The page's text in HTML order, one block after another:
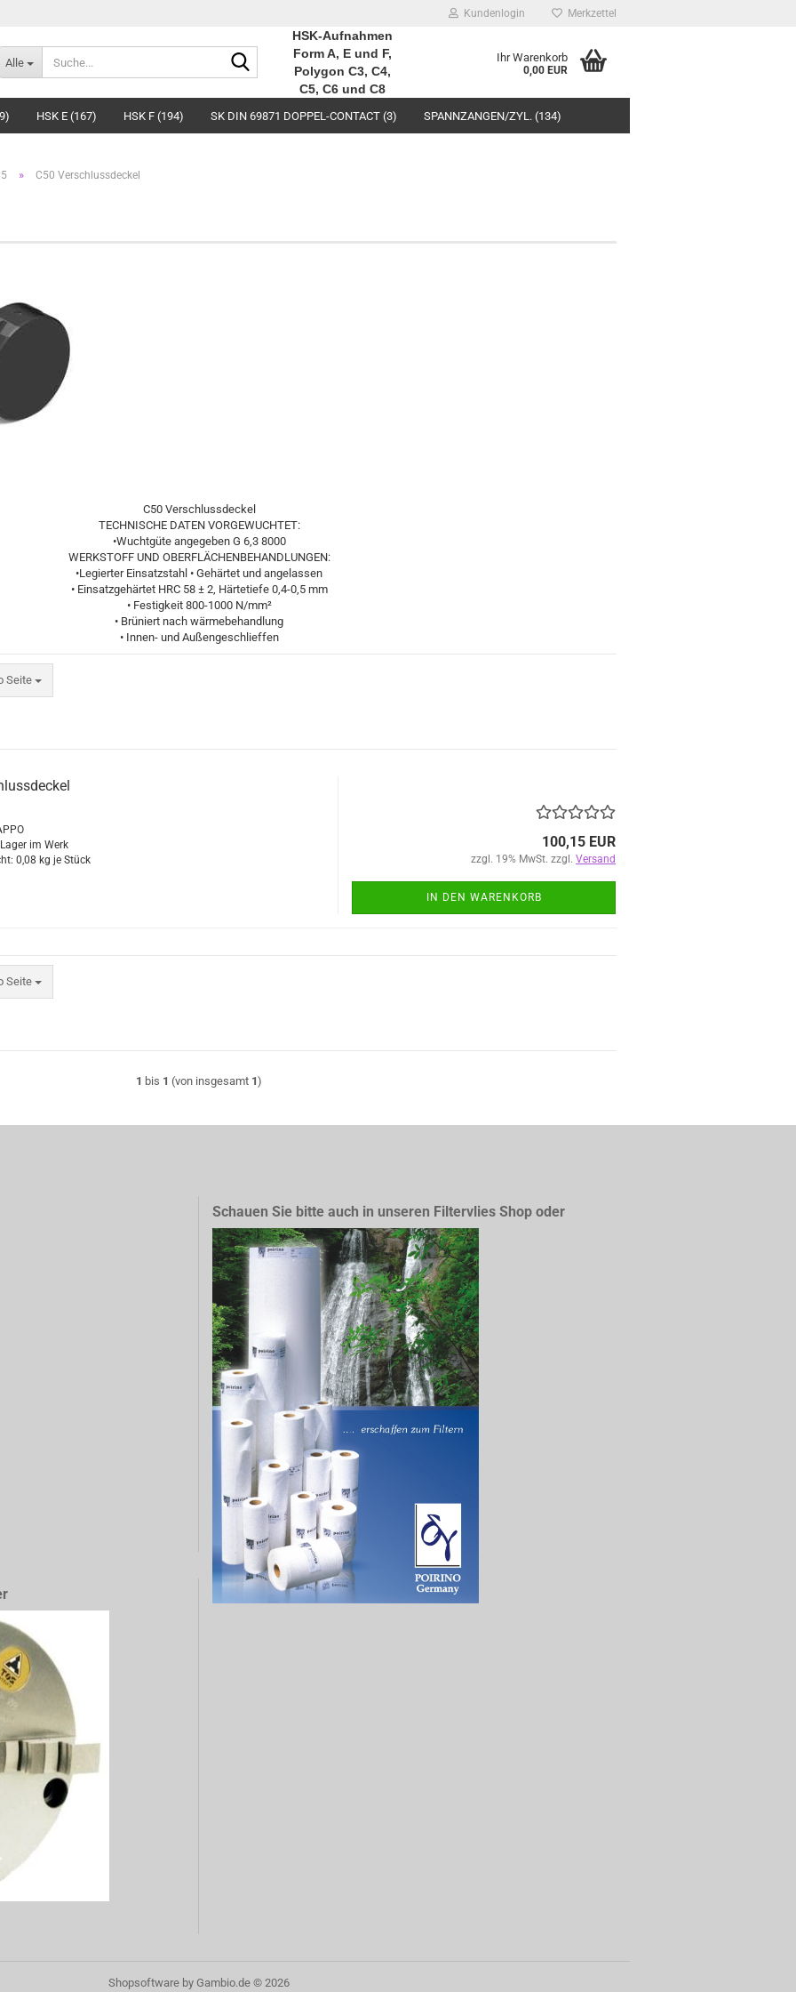
Kundenlogin Merkzettel
Alle
Suche...
HSK-Aufnahmen
Form A, E und F,
Polygon C3, C4,
C5, C6 und C8
Ihr Warenkorb
0,00 EUR
HSK E (167) HSK F (194) SK DIN 69871 DOPPEL-CONTACT (3) SPANNZANGEN/ZYL. (134)
» C50 Verschlussdeckel
C50 Verschlussdeckel
TECHNISCHE DATEN VORGEWUCHTET:
•Wuchtgüte angegeben G 6,3 8000
WERKSTOFF UND OBERFLÄCHENBEHANDLUNGEN:
•Legierter Einsatzstahl • Gehärtet und angelassen
• Einsatzgehärtet HRC 58 ± 2, Härtetiefe 0,4-0,5 mm
• Festigkeit 800-1000 N/mm²
• Brüniert nach wärmebehandlung
• Innen- und Außengeschlieffen
Seite
im Werk
0,08 kg je Stück
100,15 EUR
zzgl. 19% MwSt. zzgl. Versand
IN DEN WARENKORB
Seite
1 bis 1 (von insgesamt 1)
Schauen Sie bitte auch in unseren Filtervlies Shop oder
Shopsoftware by Gambio.de © 2026